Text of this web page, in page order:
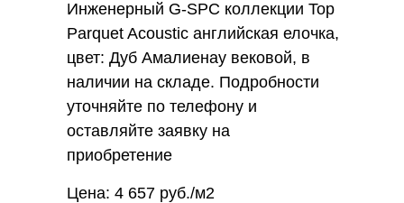
Инженерный G-SPC коллекции Top
Parquet Acoustic английская елочка,
цвет: Дуб Амалиенау вековой, в
наличии на складе. Подробности
уточняйте по телефону и
оставляйте заявку на
приобретение
Цена: 4 657 руб./м2